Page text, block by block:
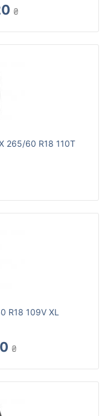
₴
265/60 R18 110T
R18 109V XL
₴